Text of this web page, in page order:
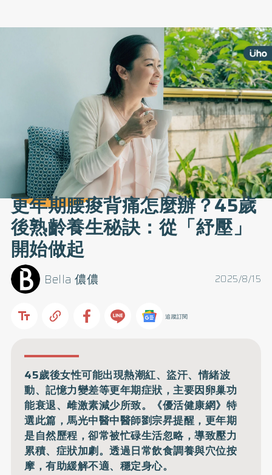
更年期腰痠背痛怎麼辦？45歲
後熟齡養生秘訣：從「紓壓」
開始做起
2025/8/15
Bella 儂儂
追蹤訂閱
45歲後女性可能出現熱潮紅、盜汗、情緒波
動、記憶力變差等更年期症狀，主要因卵巢功
能衰退、雌激素減少所致。《優活健康網》特
選此篇，馬光中醫中醫師劉宗昇提醒，更年期
是自然歷程，卻常被忙碌生活忽略，導致壓力
累積、症狀加劇。透過日常飲食調養與穴位按
摩，有助緩解不適、穩定身心。